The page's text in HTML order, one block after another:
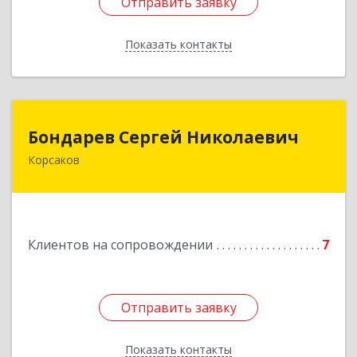
Показать контакты
Назад
Бондарев Сергей Николаевич
Корсаков
Клиентов на сопровождении 7
Отправить заявку
Показать контакты
Бондарев Сергей Николаевич
Отправить заявку
Назад